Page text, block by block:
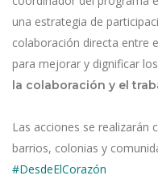
una estrategia de
colaboración directa entre
para mejorar y dignificar
la colaboración y el
Las acciones se realizarán
barrios, colonias y
#DesdeElCorazón